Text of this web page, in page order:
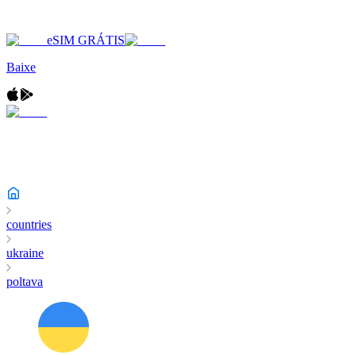
eSIM GRÁTIS
Baixe
countries
ukraine
poltava